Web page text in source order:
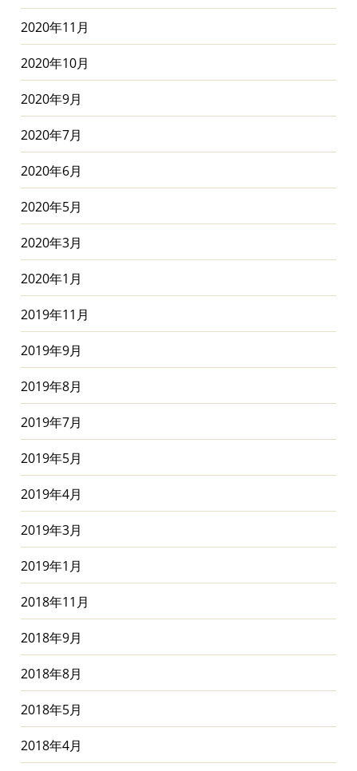
2020年11月
2020年10月
2020年9月
2020年7月
2020年6月
2020年5月
2020年3月
2020年1月
2019年11月
2019年9月
2019年8月
2019年7月
2019年5月
2019年4月
2019年3月
2019年1月
2018年11月
2018年9月
2018年8月
2018年5月
2018年4月